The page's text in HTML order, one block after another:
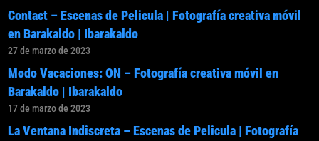
Contact – Escenas de Pelicula | Fotografía creativa móvil
en Barakaldo | Ibarakaldo
27 de marzo de 2023
Modo Vacaciones: ON – Fotografía creativa móvil en
Barakaldo | Ibarakaldo
17 de marzo de 2023
La Ventana Indiscreta – Escenas de Pelicula | Fotografía